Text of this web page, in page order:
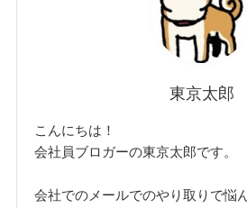
東京太郎
こんにちは！
会社員ブロガーの東京太郎です。
会社でのメールでのやり取りで悩